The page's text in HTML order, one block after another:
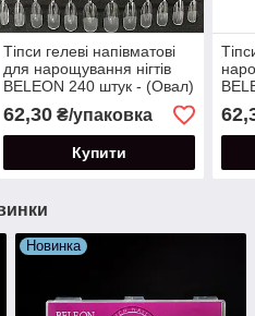
Тіпси гелеві напівматові
для нарощування нігтів
BELEON 240 штук - (Овал)
S-5
62,30₴/упаковка
Купити
Новинка